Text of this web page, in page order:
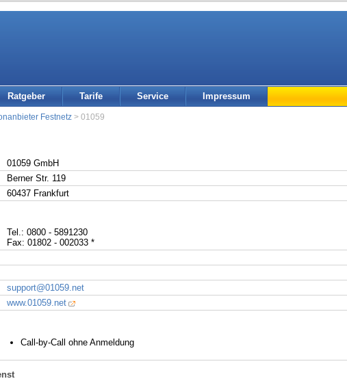
Ratgeber Tarife Service Impressum
Festnetz > 01059
01059 GmbH
Berner Str. 119
60437 Frankfurt
Tel.: 0800 - 5891230
Fax: 01802 - 002033 *
support@01059.net
www.01059.net
Call-by-Call ohne Anmeldung